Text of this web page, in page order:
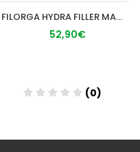
FILORGA HYDRA FILLER MAT 50ML
52,90€
(0)